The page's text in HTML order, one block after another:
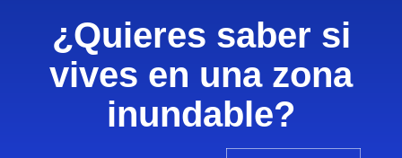
¿Quieres saber si
vives en una zona
inundable?